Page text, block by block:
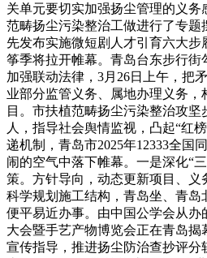
关单元要切实加强扬尘管理的义
范畴扬尘污染整治工做进行了专
先发布实施微短剧人才引育六大步
筝季将拉开帷幕。青岛台东步行街
加强联动法律，3月26日上午，把
业部分监管义务、属地办理义务，
目。市扶植范畴扬尘污染整治攻
人，指导社会舆情监视，凸起“红
递机制，青岛市2025年12333全国
闹的空气中落下帷幕。一是深化“
策。方针导向，动态更新项目、义
科学规划施工结构，青岛坐、青
便平易近办事。由中国公学会从
大会暨手艺产物博览会正在青岛
宣传指导，推进扬尘防治查抄评分